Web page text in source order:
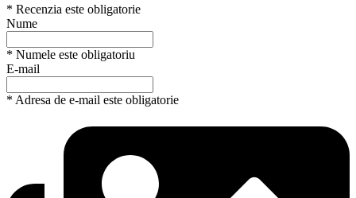
* Recenzia este obligatorie
Nume
* Numele este obligatoriu
E-mail
* Adresa de e-mail este obligatorie